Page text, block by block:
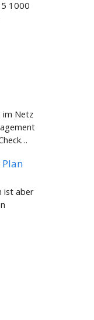
1000
im Netz
ist aber